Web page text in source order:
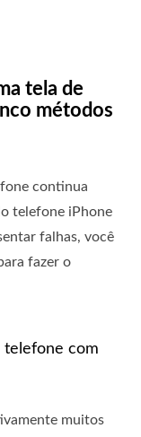
tela de
métodos
continua
telefone iPhone
falhas, você
fazer o
telefone com
muitos